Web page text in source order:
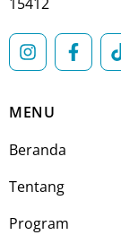
MENU
Beranda
Tentang
Program